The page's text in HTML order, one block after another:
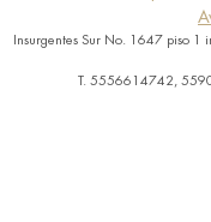
Insurgentes Sur No. 1647 piso 1
T. 5556614742,